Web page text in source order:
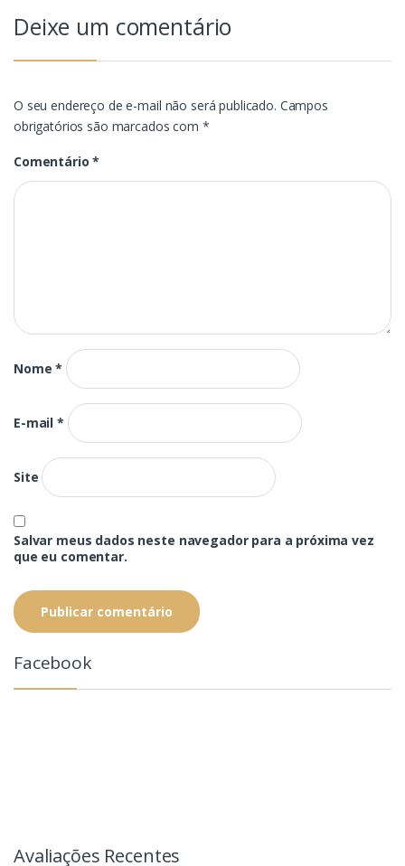
Deixe um comentário
O seu endereço de e-mail não será publicado. Campos
obrigatórios são marcados com *
Comentário*
Nome*
E-mail*
Site
Salvar meus dados neste navegador para a próxima vez
que eu comentar.
Facebook
Avaliações Recentes